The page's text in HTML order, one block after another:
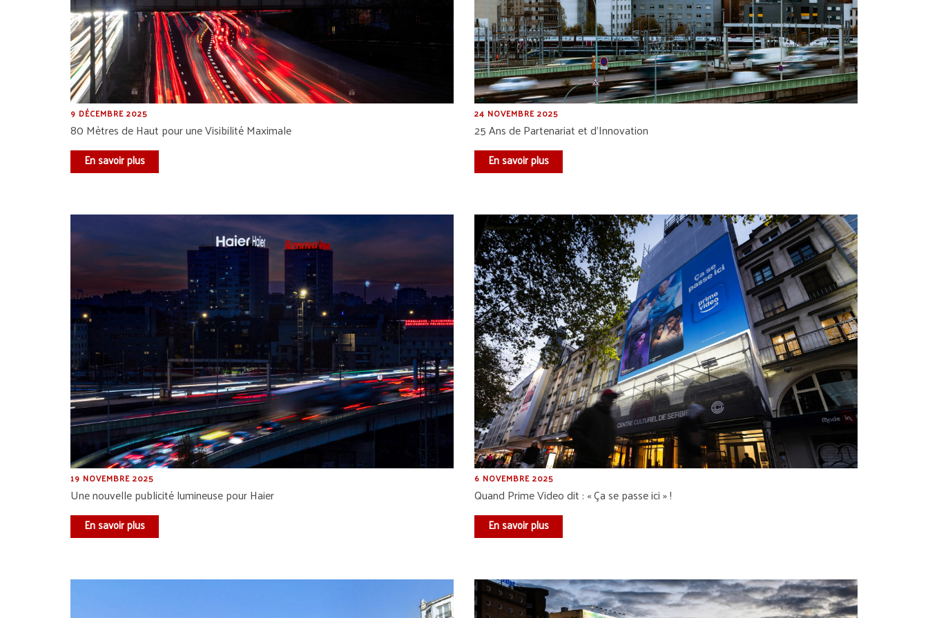
9 DÉCEMBRE 2025
80 Mètres de Haut pour une Visibilité Maximale
En savoir plus
24 NOVEMBRE 2025
25 Ans de Partenariat et d’Innovation
En savoir plus
19 NOVEMBRE 2025
Une nouvelle publicité lumineuse pour Haier
En savoir plus
6 NOVEMBRE 2025
Quand Prime Video dit : « Ça se passe ici » !
En savoir plus